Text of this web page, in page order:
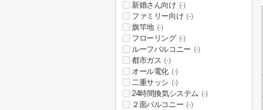
新婚さん向け (-)
ファミリー向け (-)
旗竿地 (-)
フローリング (-)
ルーフバルコニー (-)
都市ガス (-)
オール電化 (-)
二重サッシ (-)
24時間換気システム (-)
２面バルコニー (-)